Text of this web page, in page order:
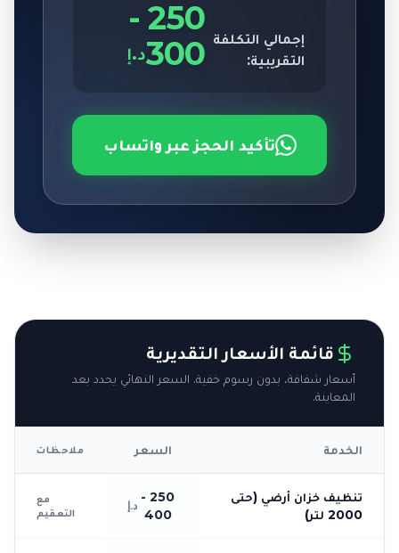
إجمالي التكلفة
التقريبية:
250
-
300د.إ
تأكيد الحجز عبر واتساب
قائمة الأسعار التقديرية
أسعار شفافة، بدون رسوم خفية. السعر النهائي يحدد بعد
المعاينة.
الخدمة السعر ملاحظات
تنظيف خزان أرضي (حتى
2000 لتر)
250 -
400
د.إ
مع
التعقيم